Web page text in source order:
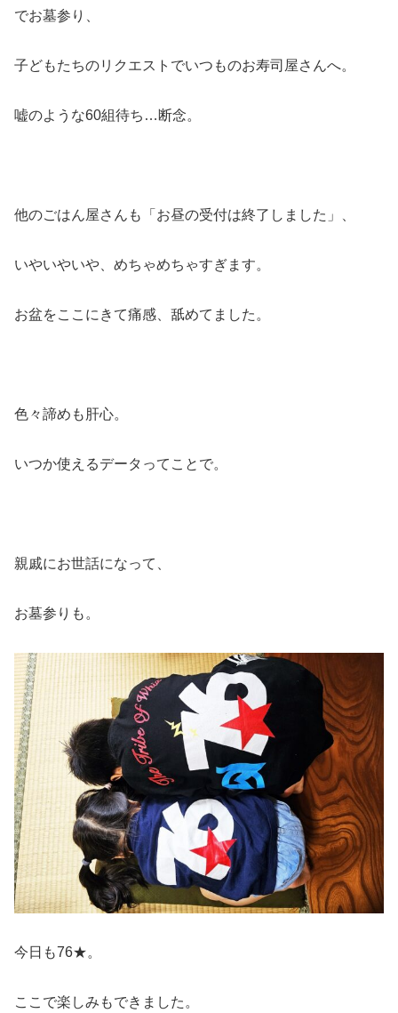
でお墓参り、
子どもたちのリクエストでいつものお寿司屋さんへ。
嘘のような60組待ち…断念。
他のごはん屋さんも「お昼の受付は終了しました」、
いやいやいや、めちゃめちゃすぎます。
お盆をここにきて痛感、舐めてました。
色々諦めも肝心。
いつか使えるデータってことで。
親戚にお世話になって、
お墓参りも。
今日も76★。
ここで楽しみもできました。